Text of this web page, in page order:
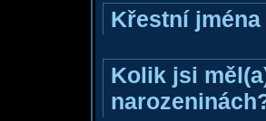
Křestní
Kolik jsi